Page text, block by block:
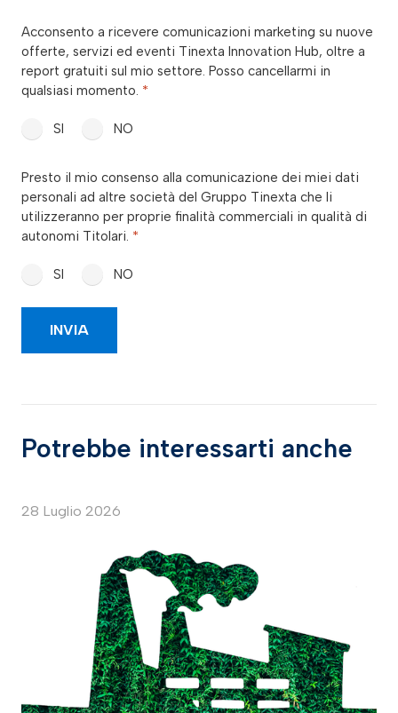
Acconsento a ricevere comunicazioni marketing su nuove
offerte, servizi ed eventi Tinexta Innovation Hub, oltre a
report gratuiti sul mio settore. Posso cancellarmi in
qualsiasi momento. *
SI NO
Presto il mio consenso alla comunicazione dei miei dati
personali ad altre società del Gruppo Tinexta che li
utilizzeranno per proprie finalità commerciali in qualità di
autonomi Titolari. *
SI NO
Potrebbe interessarti anche
28 Luglio 2026